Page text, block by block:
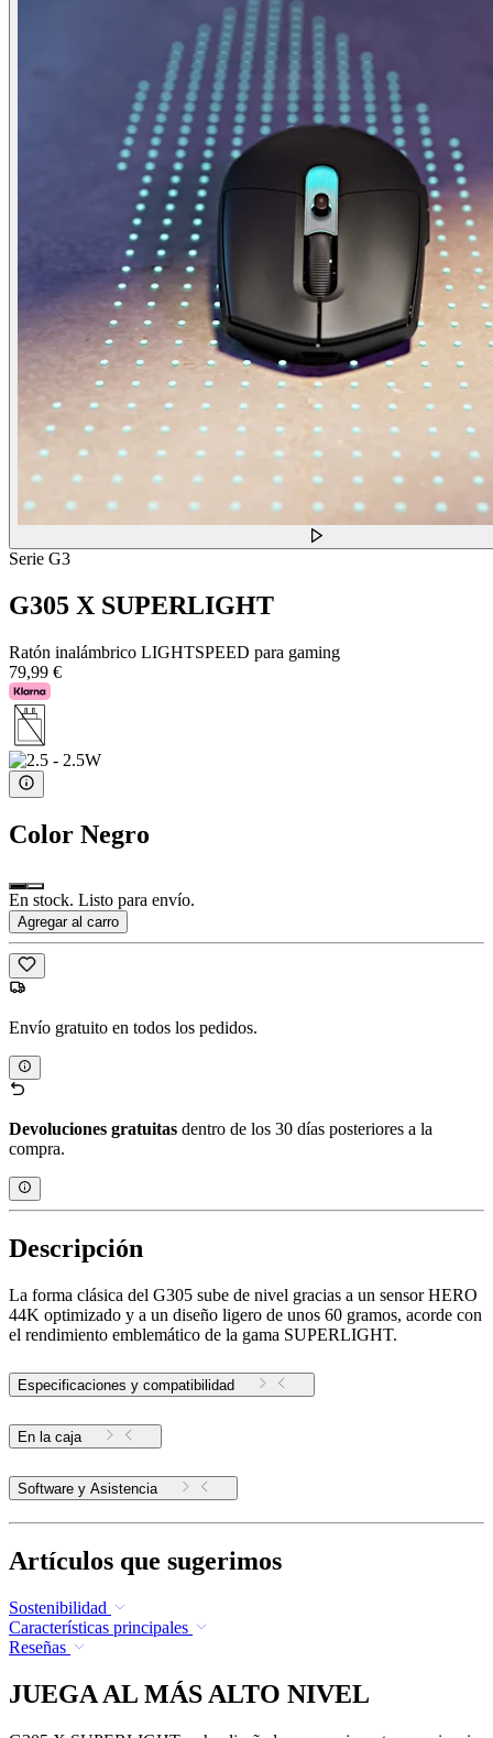
Serie G3
G305 X SUPERLIGHT
Ratón inalámbrico LIGHTSPEED para gaming
79,99 €
Color Negro
En stock. Listo para envío.
Agregar al carro
Envío gratuito en todos los pedidos.
Devoluciones gratuitas dentro de los 30 días posteriores a la
compra.
Descripción
La forma clásica del G305 sube de nivel gracias a un sensor HERO
44K optimizado y a un diseño ligero de unos 60 gramos, acorde con
el rendimiento emblemático de la gama SUPERLIGHT.
Especificaciones y compatibilidad
En la caja
Software y Asistencia
Artículos que sugerimos
Sostenibilidad
Características principales
Reseñas
JUEGA AL MÁS ALTO NIVEL